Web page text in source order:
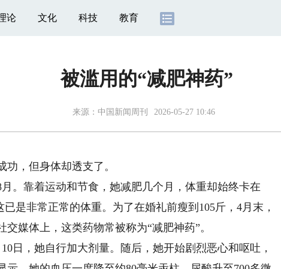
论 文化 科技 教育
被滥用的“减肥神药”
来源： 中国新闻周刊 2026-05-27 10:46
，但身体却透支了。
靠着运动和节食，她减肥几个月，体重却始终卡在
是非常正常的体重。为了在婚礼前瘦到105斤，4月末，
媒体上，这类药物常被称为“减肥神药”。
，她自行加大剂量。随后，她开始剧烈恶心和呕吐，